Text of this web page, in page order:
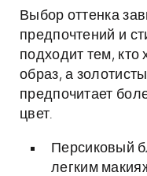
Выбор оттенка
предпочтений и
подходит тем, кто
образ, а
предпочитает
цвет.
Персиковый
легким